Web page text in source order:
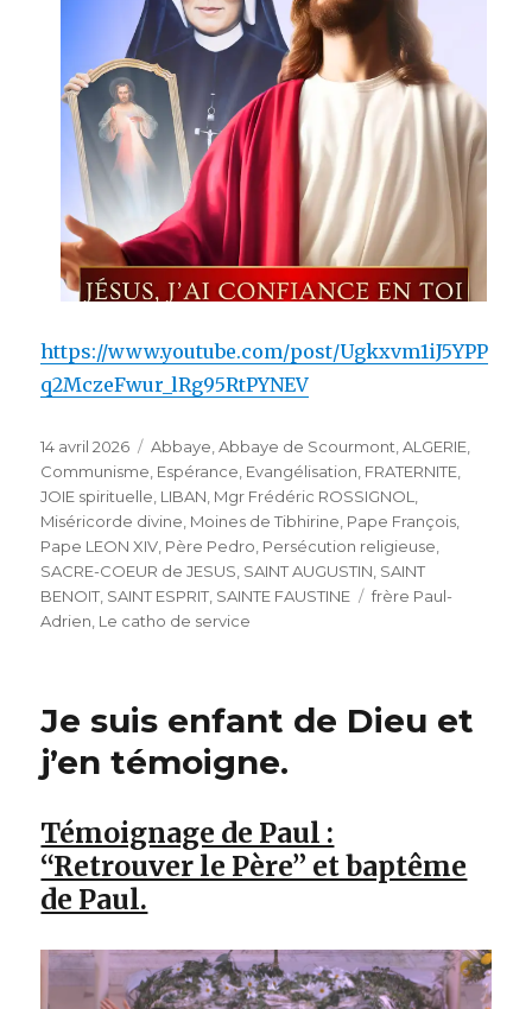
https://www.youtube.com/post/Ugkxvm1iJ5YPP
q2MczeFwur_lRg95RtPYNEV
Publié
le
14 avril 2026 Catégories
Abbaye ,Abbaye de Scourmont ,ALGERIE
Communisme Espérance Evangélisation FRATERNITE
JOIE spirituelle LIBAN Mgr Frédéric ROSSIGNOL
Miséricorde divine Moines de Tibhirine Pape François
Pape LEON XIV Père Pedro Persécution religieuse
SACRE-COEUR de JESUS SAINT AUGUSTIN SAINT
BENOIT SAINT ESPRIT SAINTE FAUSTINE Étiquettes
frère Paul-
Adrien Le catho de service
Je suis enfant de Dieu et
j’en témoigne.
Témoignage de Paul :
“Retrouver le Père” et baptême
de Paul.